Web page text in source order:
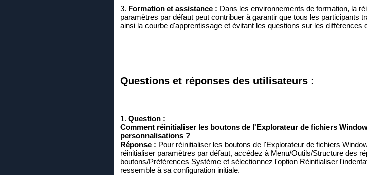
3. Formation et assistance : Dans les environnements de formation, la
paramètres par défaut peut contribuer à garantir que tous les participants
ainsi la courbe d'apprentissage et évitant les questions sur les différences
Questions et réponses des utilisateurs :
1. Question :
Comment réinitialiser les boutons de l'Explorateur de fichiers
personnalisations ?
Réponse : Pour réinitialiser les boutons de l'Explorateur de fichiers
réinitialiser paramètres par défaut, accédez à Menu/Outils/Structure des
boutons/Préférences Système et sélectionnez l'option Réinitialiser
ressemble à sa configuration initiale.